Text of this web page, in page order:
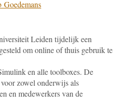
Goedemans
Leiden tijdelijk een
om online of thuis gebruik te
en alle toolboxes. De
zowel onderwijs als
en medewerkers van de